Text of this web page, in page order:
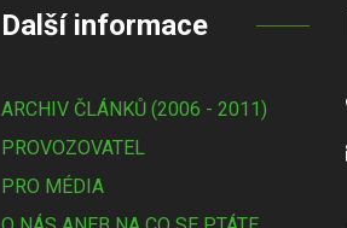
Další informace
ARCHIV ČLÁNKŮ (2006 - 2011)
PROVOZOVATEL
PRO MÉDIA